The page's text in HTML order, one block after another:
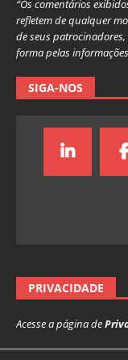
“Os comentários
refletem de qualquer
de seus
forma pelas
SIGA-NOS
PRIVACIDADE
Acesse a página de